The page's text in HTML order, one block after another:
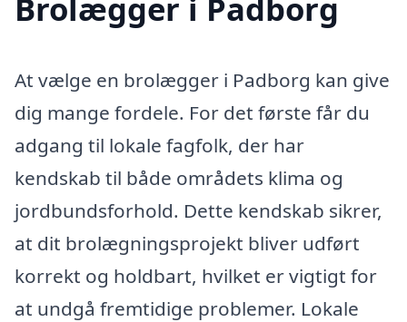
At vælge en brolægger i Padborg kan give
dig mange fordele. For det første får du
adgang til lokale fagfolk, der har
kendskab til både områdets klima og
jordbundsforhold. Dette kendskab sikrer,
at dit brolægningsprojekt bliver udført
korrekt og holdbart, hvilket er vigtigt for
at undgå fremtidige problemer. Lokale